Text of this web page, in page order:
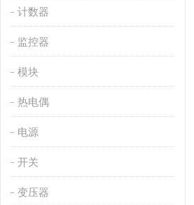
计数器
监控器
模块
热电偶
电源
开关
变压器